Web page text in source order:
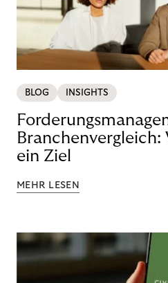
BLOG INSIGHTS
Branchenvergleich:
ein Ziel
MEHR LESEN